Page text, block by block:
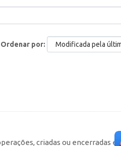
Ordenar por
criadas ou encerradas